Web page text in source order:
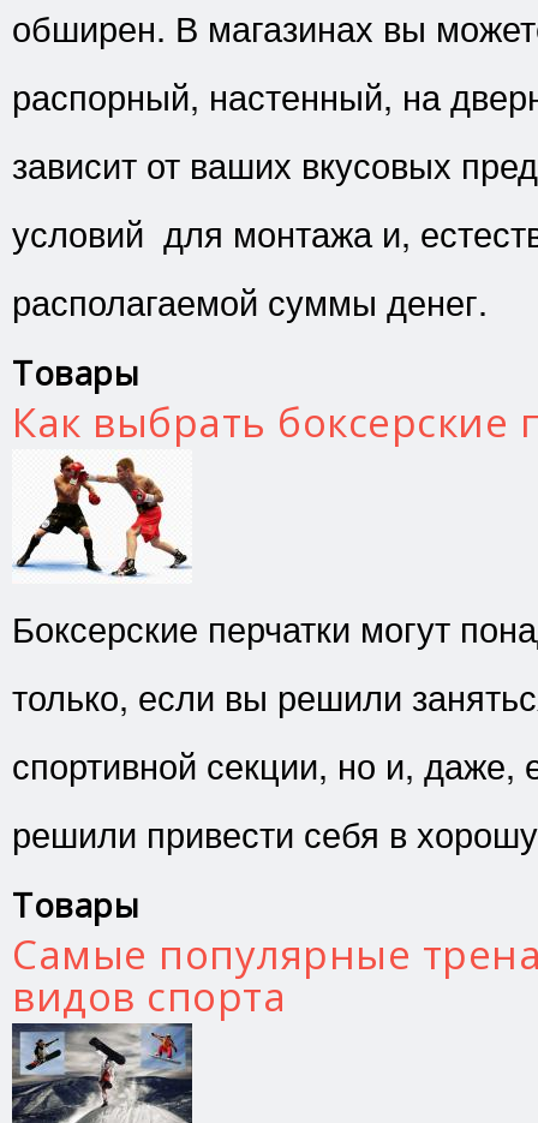
обширен. В магазинах вы
распорный, настенный, на
зависит от ваших вкусовых
условий для монтажа и,
располагаемой суммы денег.
Товары
Как выбрать боксерские
Боксерские перчатки могут
только, если вы решили
спортивной секции, но и, даже,
решили привести себя в
Товары
Самые популярные
видов спорта